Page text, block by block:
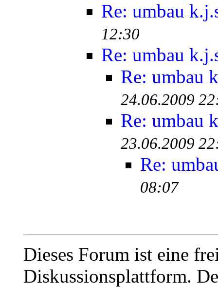
Re: umbau
12:30
Re: umbau
Re: umbau
24.06.2009
Re: umbau
23.06.2009
Re:
08:07
Dieses Forum ist eine
Diskussionsplattform.